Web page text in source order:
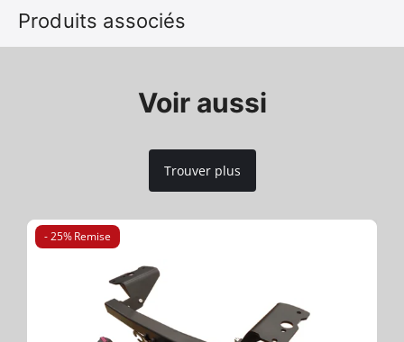
Produits associés
Voir aussi
Trouver plus
- 25% Remise